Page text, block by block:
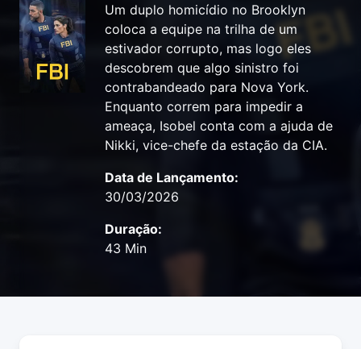
Um duplo homicídio no Brooklyn
coloca a equipe na trilha de um
estivador corrupto, mas logo eles
descobrem que algo sinistro foi
contrabandeado para Nova York.
Enquanto correm para impedir a
ameaça, Isobel conta com a ajuda de
Nikki, vice-chefe da estação da CIA.
Data de Lançamento:
30/03/2026
Duração:
43 Min